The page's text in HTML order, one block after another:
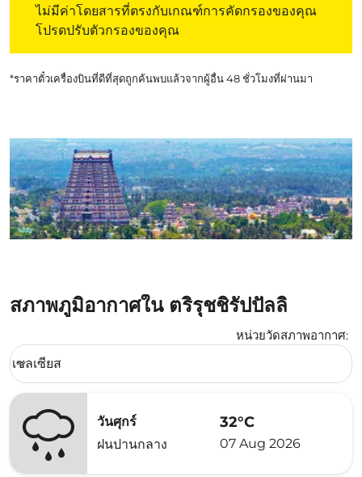
ไม่มีค่าโดยสารที่ตรงกับเกณฑ์การคัดกรองของคุณ
โปรดปรับตัวกรองของคุณ
*ราคาตั๋วเครื่องบินที่ดีที่สุดถูกค้นพบแล้วจากผู้อื่น 48 ชั่วโมงที่ผ่านมา
สภาพภูมิอากาศใน ตริรุชชิรัปปัลลิ
หน่วยวัดสภาพอากาศ:
Weather unit option เซลเซียส Selected
เซลเซียส
keyboard_arrow_down
วันศุกร์
ฝนปานกลาง
32°C
07 Aug 2026